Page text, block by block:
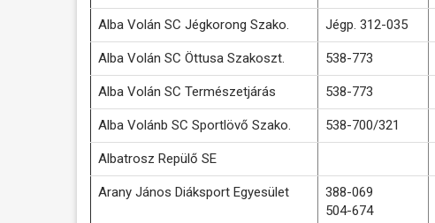
Alba Volán SC Jégkorong Szako. Jégp. 312-035
Alba Volán SC Öttusa Szakoszt. 538-773
Alba Volán SC Természetjárás 538-773
Alba Volánb SC Sportlövő Szako. 538-700/321
Albatrosz Repülő SE
Arany János Diáksport Egyesület
388-069
504-674